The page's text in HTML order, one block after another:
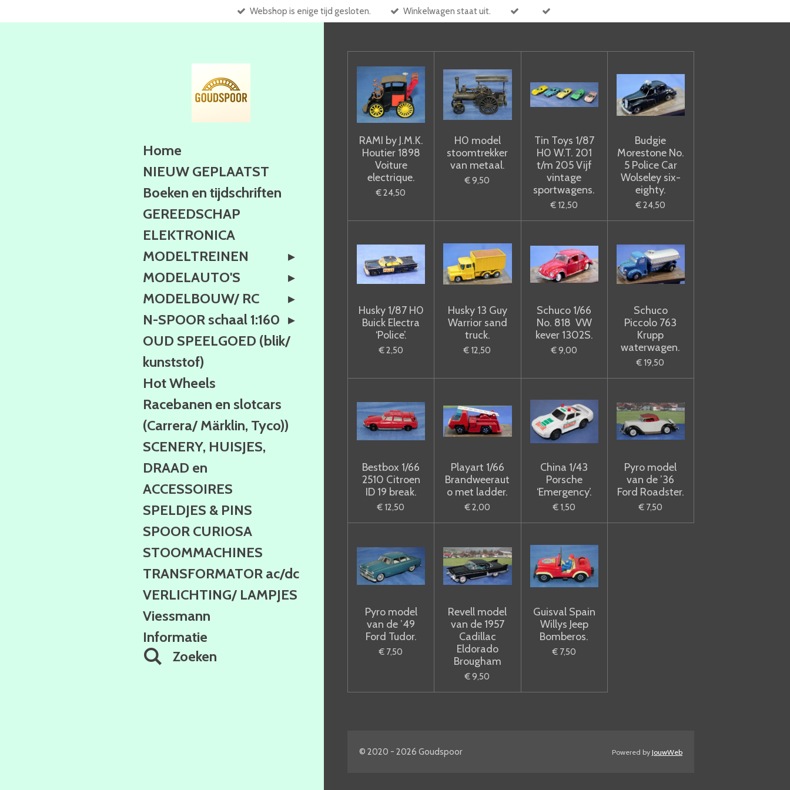
direct
Webshop is enige tijd gesloten. Winkelwagen staat uit.
RAMI by J.M.K.
Houtier 1898
Voiture
electrique.
€ 24,50
H0 model
stoomtrekker
van metaal.
€ 9,50
Tin Toys 1/87
H0 W.T. 201
t/m 205 Vijf
vintage
sportwagens.
€ 12,50
Budgie
Morestone No.
5 Police Car
Wolseley six-
eighty.
€ 24,50
Husky 1/87 H0
Buick Electra
‘Police’.
€ 2,50
Husky 13 Guy
Warrior sand
truck.
€ 12,50
Schuco 1/66
No. 818 VW
kever 1302S.
€ 9,00
Schuco
Piccolo 763
Krupp
waterwagen.
€ 19,50
Bestbox 1/66
2510 Citroen
ID 19 break.
€ 12,50
Playart 1/66
Brandweeraut
o met ladder.
€ 2,00
China 1/43
Porsche
‘Emergency’.
€ 1,50
Pyro model
van de ’36
Ford Roadster.
€ 7,50
Pyro model
van de ’49
Ford Tudor.
€ 7,50
Revell model
van de 1957
Cadillac
Eldorado
Brougham
€ 9,50
Guisval Spain
Willys Jeep
Bomberos.
€ 7,50
© 2020 - 2026 Goudspoor Powered byJouwWeb
Home
NIEUW GEPLAATST
Boeken en tijdschriften
GEREEDSCHAP
ELEKTRONICA
MODELTREINEN
MODELAUTO'S
MODELBOUW/ RC
N-SPOOR schaal 1:160
OUD SPEELGOED (blik/
kunststof)
Hot Wheels
Racebanen en slotcars
(Carrera/ Märklin, Tyco))
SCENERY, HUISJES,
DRAAD en
ACCESSOIRES
SPELDJES & PINS
SPOOR CURIOSA
STOOMMACHINES
TRANSFORMATOR ac/dc
VERLICHTING/ LAMPJES
Viessmann
Informatie
Zoeken